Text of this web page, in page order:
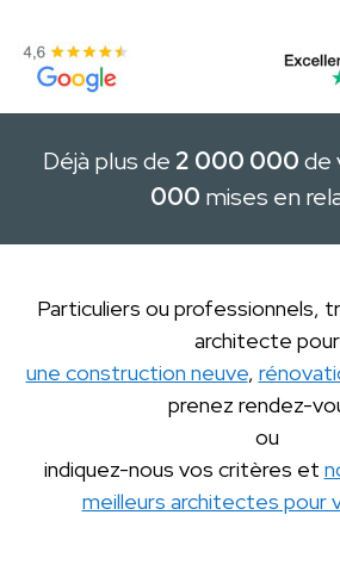
Déjà plus de 2 000 000de
000 mises en
Particuliers ou professionnels,
architecte pour
une construction neuve,
prenez rendez-
ou
indiquez-nous vos critères et
meilleurs architectes pour